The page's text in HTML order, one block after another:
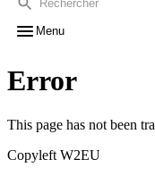
Menu
Error
This page has not been
Copyleft W2EU